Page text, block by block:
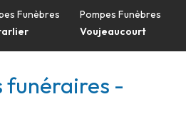
Funèbres
Pompes Funèbres
Voujeaucourt
funéraires -